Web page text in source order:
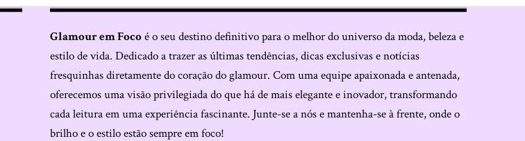
Glamour em Focoé o seu destino definitivo para o melhor do universo da moda, beleza e
estilo de vida. Dedicado a trazer as últimas tendências, dicas exclusivas e notícias
fresquinhas diretamente do coração do glamour. Com uma equipe apaixonada e antenada,
oferecemos uma visão privilegiada do que há de mais elegante e inovador, transformando
cada leitura em uma experiência fascinante. Junte-se a nós e mantenha-se à frente, onde o
brilho e o estilo estão sempre em foco!